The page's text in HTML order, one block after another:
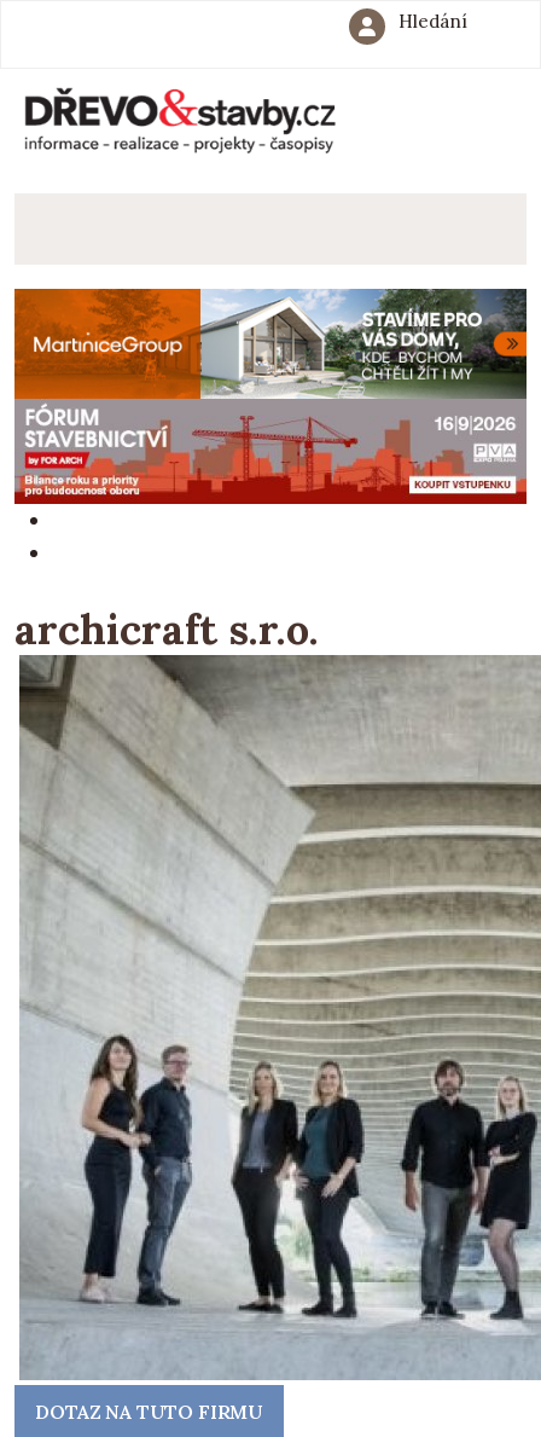
Hledání
archicraft s.r.o.
DOTAZ NA TUTO FIRMU